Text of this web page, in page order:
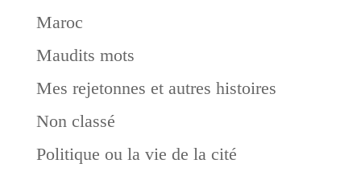
Maroc
Maudits mots
Mes rejetonnes et autres histoires
Non classé
Politique ou la vie de la cité